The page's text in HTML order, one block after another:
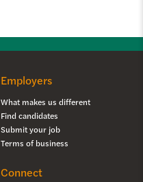
Employers
What makes us different
Find candidates
Submit your job
Terms of business
Connect